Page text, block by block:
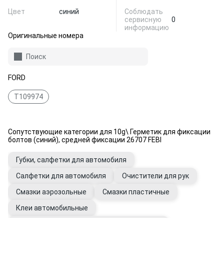
Цвет синий
Соблюдать
сервисную
информацию
0
Оригинальные номера
Поиск
FORD
T109974
Сопутствующие категории для 10g\ Герметик для фиксации
болтов (синий), средней фиксации 26707 FEBI
Губки, салфетки для автомобиля
Салфетки для автомобиля
Очистители для рук
Смазки аэрозольные
Смазки пластичные
Клеи автомобильные